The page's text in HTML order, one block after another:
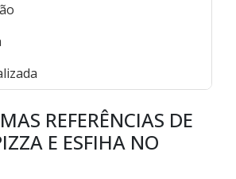
REFERÊNCIAS DE
E ESFIHA NO